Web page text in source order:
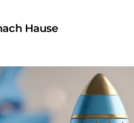
Hause